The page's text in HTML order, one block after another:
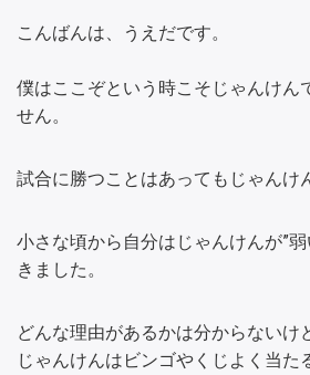
こんばんは、うえだです。
僕はここぞという時こそじゃんけん
せん。
試合に勝つことはあってもじゃんけ
小さな頃から自分はじゃんけんが”
きました。
どんな理由があるかは分からないけ
じゃんけんはビンゴやくじよく当た